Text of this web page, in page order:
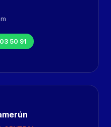
50 91